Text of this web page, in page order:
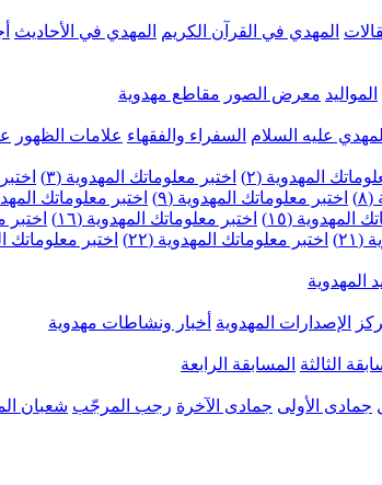
المهدي في القرآن الكريم المهدي في الأحاديث
المواليد معرض الصور مقاطع مهدوية
عليه السلام السفراء والفقهاء علامات الظهور
المهدوية (٢) اختبر معلوماتك المهدوية (٣)
اختبر معلوماتك المهدوية (٩) اختبر معلوماتك
المهدوية (١٥) اختبر معلوماتك المهدوية (١٦) اختبر
اختبر معلوماتك المهدوية (٢٢) اختبر معلوماتك
المهدوية
الإصدارات المهدوية أخبار ونشاطات مهدوية
الثالثة المسابقة الرابعة
جمادى الأولى جمادى الآخرة رجب المرجّب شعبان